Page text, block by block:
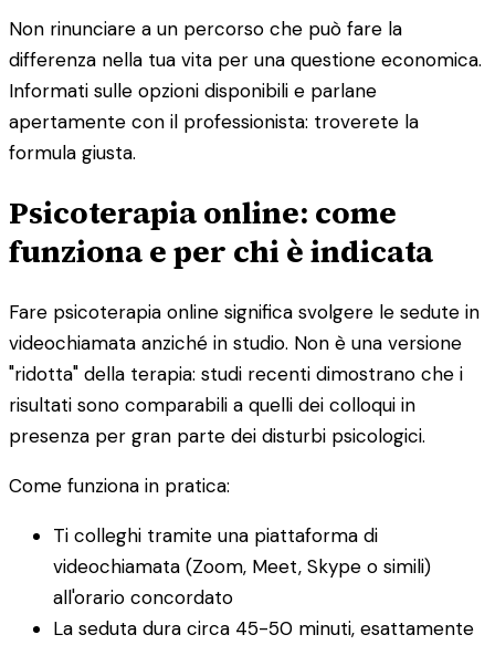
Non rinunciare a un percorso che può fare la
differenza nella tua vita per una questione economica.
Informati sulle opzioni disponibili e parlane
apertamente con il professionista: troverete la
formula giusta.
Psicoterapia online: come
funziona e per chi è indicata
Fare psicoterapia online significa svolgere le sedute in
videochiamata anziché in studio. Non è una versione
"ridotta" della terapia: studi recenti dimostrano che i
risultati sono comparabili a quelli dei colloqui in
presenza per gran parte dei disturbi psicologici.
Come funziona in pratica:
Ti colleghi tramite una piattaforma di
videochiamata (Zoom, Meet, Skype o simili)
all'orario concordato
La seduta dura circa 45-50 minuti, esattamente